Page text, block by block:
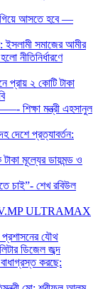
আসতে হবে —
ইসলামী সমাজের আমীর
নীতিনির্ধারণে
প্রায় ২ কোটি টাকা
শিক্ষা মন্ত্রী এহসানুল
দেশে প্রত্যাবর্তন:
মূল্যের ডায়মন্ড ও
চাই”- শেখ রবিউল
MV.MP ULTRAMAX
প্রশাসনের যৌথ
ডিজেল জব্দ
করছে: